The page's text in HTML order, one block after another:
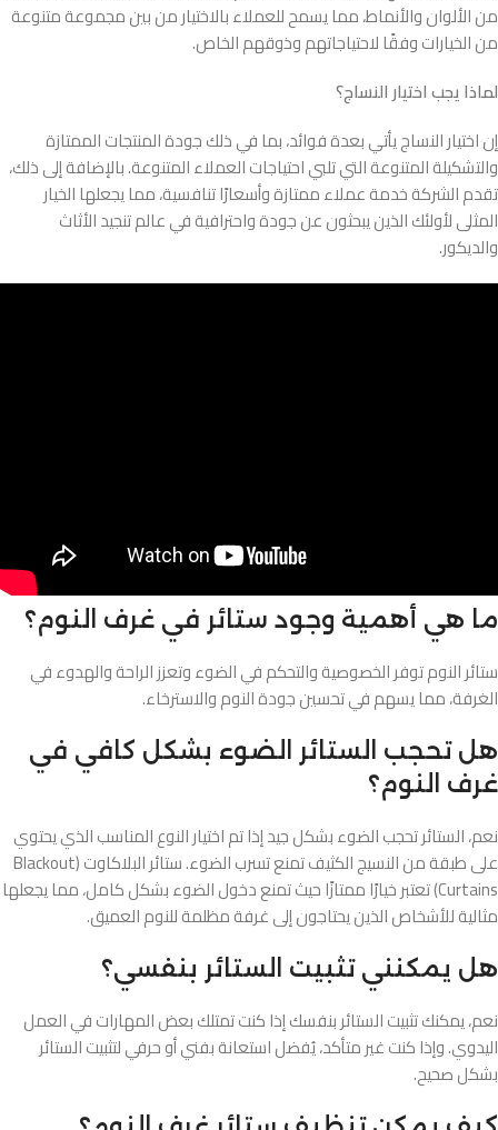
من الألوان والأنماط، مما يسمح للعملاء بالاختيار من بين مجموعة متنوعة
من الخيارات وفقًا لاحتياجاتهم وذوقهم الخاص.
لماذا يجب اختيار النساج؟
إن اختيار النساج يأتي بعدة فوائد، بما في ذلك جودة المنتجات الممتازة
والتشكيلة المتنوعة التي تلبي احتياجات العملاء المتنوعة. بالإضافة إلى ذلك،
تقدم الشركة خدمة عملاء ممتازة وأسعارًا تنافسية، مما يجعلها الخيار
المثلى لأولئك الذين يبحثون عن جودة واحترافية في عالم تنجيد الأثاث
والديكور.
ما هي أهمية وجود ستائر في غرف النوم؟
ستائر النوم توفر الخصوصية والتحكم في الضوء وتعزز الراحة والهدوء في
الغرفة، مما يسهم في تحسين جودة النوم والاسترخاء.
هل تحجب الستائر الضوء بشكل كافي في
غرف النوم؟
نعم، الستائر تحجب الضوء بشكل جيد إذا تم اختيار النوع المناسب الذي يحتوي
على طبقة من النسيج الكثيف تمنع تسرب الضوء. ستائر البلاكاوت (Blackout
Curtains) تعتبر خيارًا ممتازًا حيث تمنع دخول الضوء بشكل كامل، مما يجعلها
مثالية للأشخاص الذين يحتاجون إلى غرفة مظلمة للنوم العميق.
هل يمكنني تثبيت الستائر بنفسي؟
نعم، يمكنك تثبيت الستائر بنفسك إذا كنت تمتلك بعض المهارات في العمل
اليدوي. وإذا كنت غير متأكد، يُفضل استعانة بفني أو حرفي لتثبيت الستائر
بشكل صحيح.